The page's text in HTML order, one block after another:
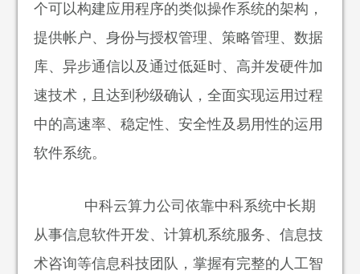
个可以构建应用程序的类似操作系统的架构，
提供帐户、身份与授权管理、策略管理、数据
库、异步通信以及通过低延时、高并发硬件加
速技术，且达到秒级确认，全面实现运用过程
中的高速率、稳定性、安全性及易用性的运用
软件系统。
中科云算力公司依靠中科系统中长期
从事信息软件开发、计算机系统服务、信息技
术咨询等信息科技团队，掌握有完整的人工智